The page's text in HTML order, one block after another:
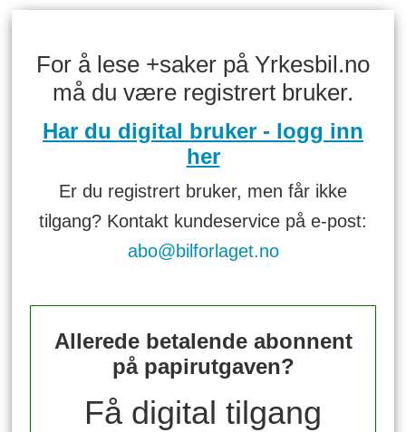
For å lese +saker på Yrkesbil.no
må du være registrert bruker.
Har du digital bruker - logg inn
her
Er du registrert bruker, men får ikke
tilgang? Kontakt kundeservice på e-post:
abo@bilforlaget.no
Allerede betalende abonnent
på papirutgaven?
Få digital tilgang